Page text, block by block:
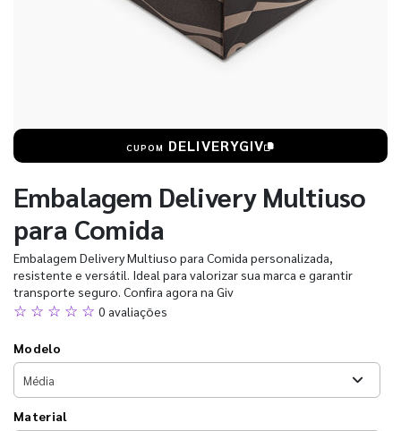
CUPOM DELIVERYGIV
Embalagem Delivery Multiuso
para Comida
Embalagem Delivery Multiuso para Comida personalizada,
resistente e versátil. Ideal para valorizar sua marca e garantir
transporte seguro. Confira agora na Giv
☆ ☆ ☆ ☆ ☆ 0 avaliações
Modelo
Material